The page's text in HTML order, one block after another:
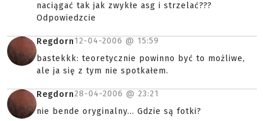
naciągać tak jak zwykłe asg i strzelać???
Odpowiedzcie
Regdorn12-04-2006 @ 15:59
bastekkk: teoretycznie powinno być to możliwe,
ale ja się z tym nie spotkałem.
Regdorn28-04-2006 @ 23:21
nie bende oryginalny... Gdzie są fotki?